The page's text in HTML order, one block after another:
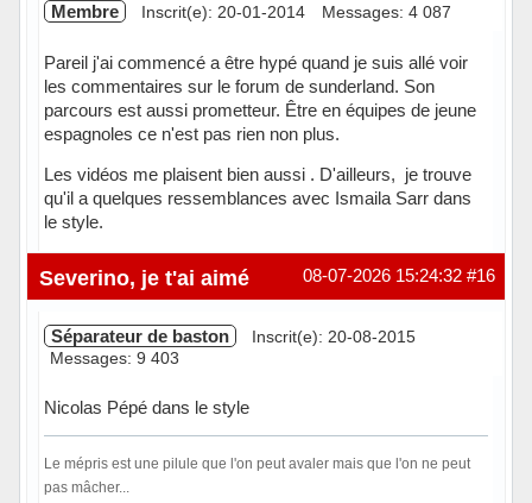
Membre Inscrit(e): 20-01-2014 Messages: 4 087
Pareil j'ai commencé a être hypé quand je suis allé voir
les commentaires sur le forum de sunderland. Son
parcours est aussi prometteur. Être en équipes de jeune
espagnoles ce n'est pas rien non plus.
Les vidéos me plaisent bien aussi . D'ailleurs, je trouve
qu'il a quelques ressemblances avec Ismaila Sarr dans
le style.
Hors ligne #16
08-07-2026 15:24:32
Severino, je t'ai aimé
Séparateur de baston
Inscrit(e): 20-08-2015
Messages: 9 403
Nicolas Pépé dans le style
Le mépris est une pilule que l'on peut avaler mais que l'on ne peut
pas mâcher...